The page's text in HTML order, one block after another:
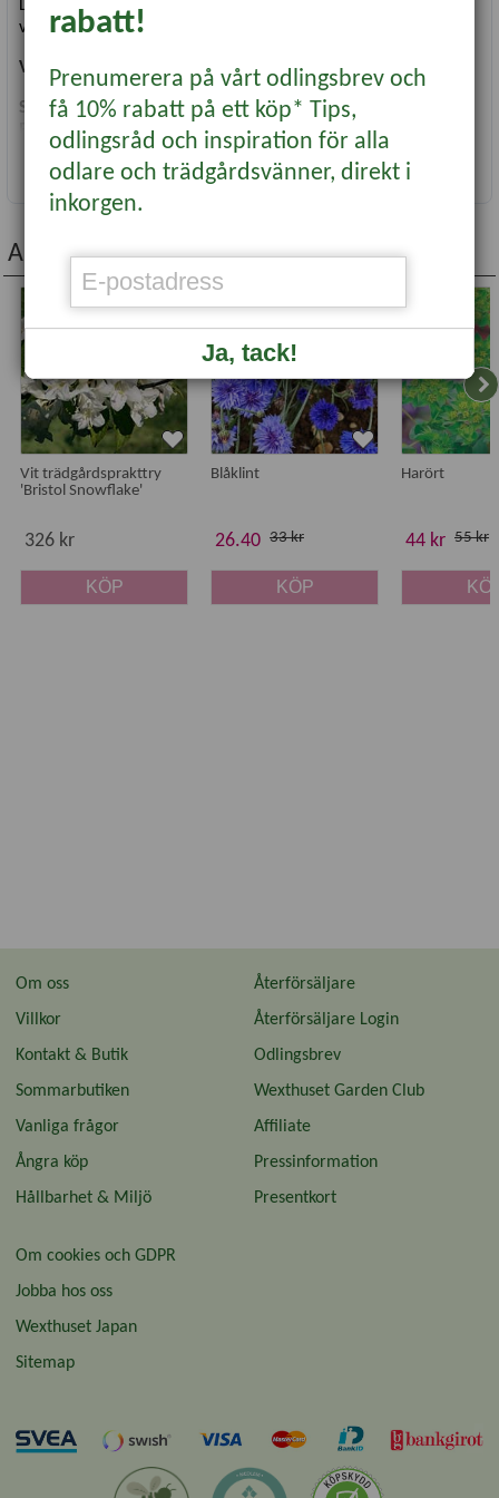
Den håller sig fint i en vas i 2 veckor. Trivs bäst i bördig,
välbearbetad och fuktig jord. Saften är giftig.
Vetenskapligt namn Euphorbia marginata
Såperiod : Mars-juni
Blomningstid
: Juli-sep
Höjd: ca 80 cm
Antal frön: ca 2 g Läs mer...
Andra köpte även...
Vit trädgårdsprakttry
'Bristol Snowflake'
326 kr
KÖP
-20%
Blåklint
26.40 33 kr
KÖP
Nyhet
Harört
44 kr 55 kr
Om oss
Villkor
Kontakt & Butik
Sommarbutiken
Vanliga frågor
Ångra köp
Hållbarhet & Miljö
Återförsäljare
Återförsäljare Login
Odlingsbrev
Wexthuset Garden Club
Affiliate
Pressinformation
Presentkort
Om cookies och GDPR
Jobba hos oss
Wexthuset Japan
Sitemap
rabatt!
Prenumerera på vårt odlingsbrev och
få 10% rabatt på ett köp* Tips,
odlingsråd och inspiration för alla
odlare och trädgårdsvänner, direkt i
inkorgen.
Ja, tack!